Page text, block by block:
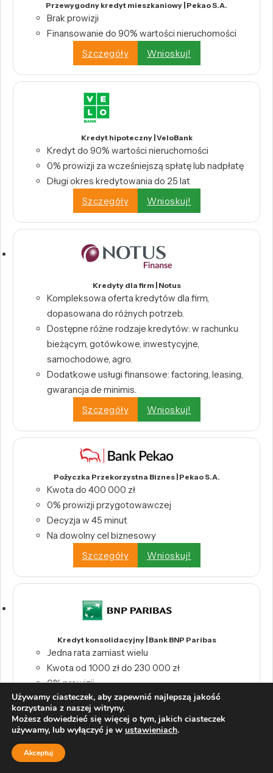
Przewygodny kredyt mieszkaniowy | Pekao S.A.
Brak prowizji
Finansowanie do 90% wartości nieruchomości
Szczegóły
Wnioskuj!
Kredyt hipoteczny | VeloBank
Kredyt do 90% wartości nieruchomości
0% prowizji za wcześniejszą spłatę lub nadpłatę
Długi okres kredytowania do 25 lat
Szczegóły
Wnioskuj!
Kredyty dla firm | Notus
Kompleksowa oferta kredytów dla firm,
dopasowana do różnych potrzeb.
Dostępne różne rodzaje kredytów: w rachunku
bieżącym, gotówkowe, inwestycyjne,
samochodowe, agro.
Dodatkowe usługi finansowe: factoring, leasing,
gwarancja de minimis.
Szczegóły
Wnioskuj!
Pożyczka Przekorzystna Biznes | Pekao S.A.
Kwota do 400 000 zł
0% prowizji przygotowawczej
Decyzja w 45 minut
Na dowolny cel biznesowy
Szczegóły
Wnioskuj!
Kredyt konsolidacyjny | Bank BNP Paribas
Jedna rata zamiast wielu
Kwota od 1000 zł do 230 000 zł
0% prowizji
Szczegóły
Wnioskuj!
Używamy ciasteczek, aby zapewnić najlepszą jakość
korzystania z naszej witryny.
Możesz dowiedzieć się więcej o tym, jakich ciasteczek
używamy, lub wyłączyć je w ustawieniach.
Akceptuj